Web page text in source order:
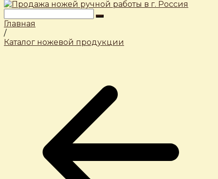
Главная
/
Каталог ножевой продукции